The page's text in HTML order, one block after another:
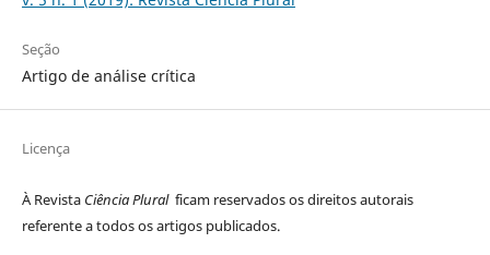
Seção
Artigo de análise crítica
Licença
À Revista Ciência Plural ficam reservados os direitos autorais
referente a todos os artigos publicados.